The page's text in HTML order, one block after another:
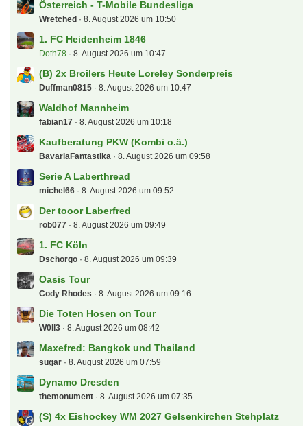
Österreich - T-Mobile Bundesliga
Wretched 8. August 2026 um 10:50
1. FC Heidenheim 1846
Doth78 8. August 2026 um 10:47
(B) 2x Broilers Heute Loreley Sonderpreis
Duffman0815 8. August 2026 um 10:47
Waldhof Mannheim
fabian17 8. August 2026 um 10:18
Kaufberatung PKW (Kombi o.ä.)
BavariaFantastika 8. August 2026 um 09:58
Serie A Laberthread
michel66 8. August 2026 um 09:52
Der tooor Laberfred
rob077 8. August 2026 um 09:49
1. FC Köln
Dschorgo 8. August 2026 um 09:39
Oasis Tour
Cody Rhodes 8. August 2026 um 09:16
Die Toten Hosen on Tour
W0ll3 8. August 2026 um 08:42
Maxefred: Bangkok und Thailand
sugar 8. August 2026 um 07:59
Dynamo Dresden
themonument 8. August 2026 um 07:35
(S) 4x Eishockey WM 2027 Gelsenkirchen Stehplatz